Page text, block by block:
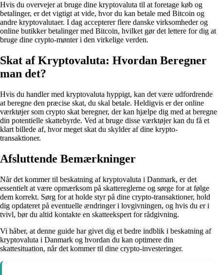
Hvis du overvejer at bruge dine kryptovaluta til at foretage køb og
betalinger, er det vigtigt at vide, hvor du kan betale med Bitcoin og
andre kryptovalutaer. I dag accepterer flere danske virksomheder og
online butikker betalinger med Bitcoin, hvilket gør det lettere for dig at
bruge dine crypto-mønter i den virkelige verden.
Skat af Kryptovaluta: Hvordan Beregner
man det?
Hvis du handler med kryptovaluta hyppigt, kan det være udfordrende
at beregne den præcise skat, du skal betale. Heldigvis er der online
værktøjer som crypto skat beregner, der kan hjælpe dig med at beregne
din potentielle skattebyrde. Ved at bruge disse værktøjer kan du få et
klart billede af, hvor meget skat du skylder af dine krypto-
transaktioner.
Afsluttende Bemærkninger
Når det kommer til beskatning af kryptovaluta i Danmark, er det
essentielt at være opmærksom på skattereglerne og sørge for at følge
dem korrekt. Sørg for at holde styr på dine crypto-transaktioner, hold
dig opdateret på eventuelle ændringer i lovgivningen, og hvis du er i
tvivl, bør du altid kontakte en skatteekspert for rådgivning.
Vi håber, at denne guide har givet dig et bedre indblik i beskatning af
kryptovaluta i Danmark og hvordan du kan optimere din
skattesituation, når det kommer til dine crypto-investeringer.